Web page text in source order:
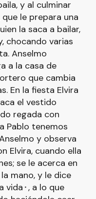
y al culminar
le prepara una
la saca a bailar,
chocando varias
Anselmo
a la casa de
que cambia
En la fiesta Elvira
el vestido
regada con
Pablo tenemos
y observa
Elvira, cuando ella
se le acerca en
mano, y le dice
vida⬝, a lo que